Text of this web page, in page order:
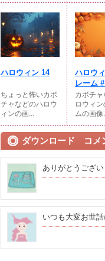
ハロウィン 14
ちょっと怖いカボ
チャなどのハロウ
ィンの画...
ハロウ
レーム
カボチャ
ロウィ
ムの画像
ダウンロード コメ
ありがとうござい
いつも大変お世話